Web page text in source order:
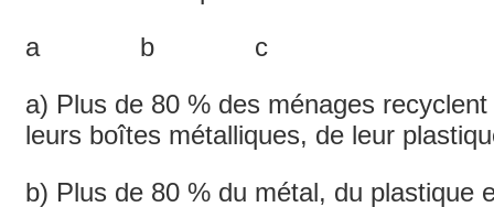
a b c
a) Plus de 80 % des ménages recyclent
leurs boîtes métalliques, de leur
b) Plus de 80 % du métal, du plastique